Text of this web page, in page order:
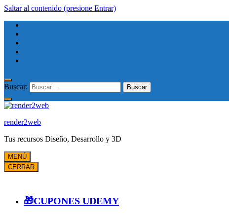
Saltar al contenido (presione Entrar)
Buscar:
render2web
Tus recursos Diseño, Desarrollo y 3D
MENÚ
CERRAR
🎁CUPONES UDEMY